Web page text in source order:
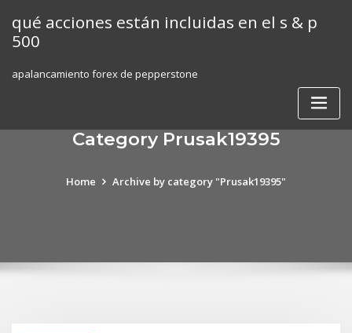
content
qué acciones están incluidas en el s & p
500
apalancamiento forex de pepperstone
Category Prusak19395
Home Archive by category "Prusak19395"